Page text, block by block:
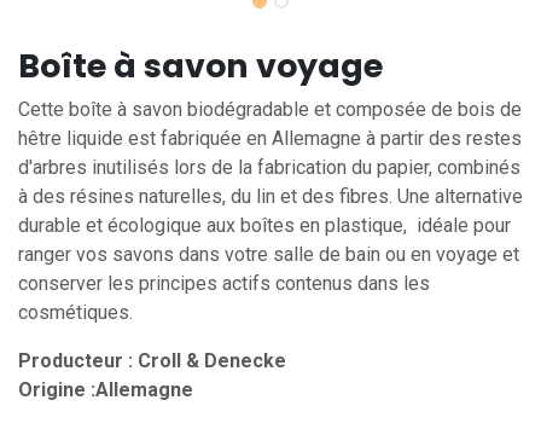
Boîte à savon voyage
Cette boîte à savon biodégradable et composée de bois de
hêtre liquide est fabriquée en Allemagne à partir des restes
d'arbres inutilisés lors de la fabrication du papier, combinés
à des résines naturelles, du lin et des fibres. Une alternative
durable et écologique aux boîtes en plastique, idéale pour
ranger vos savons dans votre salle de bain ou en voyage et
conserver les principes actifs contenus dans les
cosmétiques.
Producteur : Croll & Denecke
Origine :Allemagne